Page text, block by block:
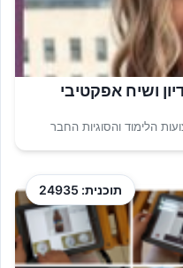
ושיח אפקטיבי
הלימוד והסוגיות החבר
תוכנית: 24935